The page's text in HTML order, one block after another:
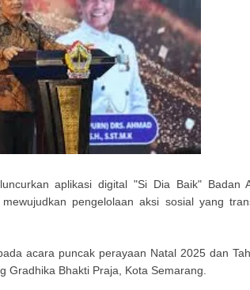
aplikasi digital "Si Dia Baik" Badan
pengelolaan aksi sosial yang
acara puncak perayaan Natal 2025 dan
Gradhika Bhakti Praja, Kota Semarang.